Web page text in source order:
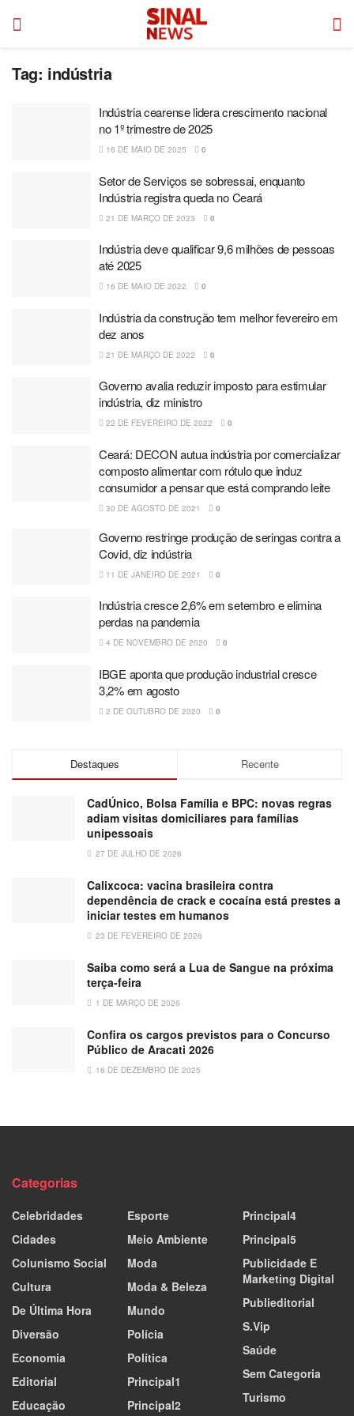
Tag: indústria
Indústria cearense lidera crescimento nacional
no 1º trimestre de 2025
16 DE MAIO DE 2025 0
Setor de Serviços se sobressai, enquanto
Indústria registra queda no Ceará
21 DE MARÇO DE 2023 0
Indústria deve qualificar 9,6 milhões de pessoas
até 2025
16 DE MAIO DE 2022 0
Indústria da construção tem melhor fevereiro em
dez anos
21 DE MARÇO DE 2022 0
Governo avalia reduzir imposto para estimular
indústria, diz ministro
22 DE FEVEREIRO DE 2022 0
Ceará: DECON autua indústria por comercializar
composto alimentar com rótulo que induz
consumidor a pensar que está comprando leite
30 DE AGOSTO DE 2021 0
Governo restringe produção de seringas contra a
Covid, diz indústria
11 DE JANEIRO DE 2021 0
Indústria cresce 2,6% em setembro e elimina
perdas na pandemia
4 DE NOVEMBRO DE 2020 0
IBGE aponta que produção industrial cresce
3,2% em agosto
2 DE OUTUBRO DE 2020 0
Destaques Recente
CadÚnico, Bolsa Família e BPC: novas regras
adiam visitas domiciliares para famílias
unipessoais
27 DE JULHO DE 2026
Calixcoca: vacina brasileira contra
dependência de crack e cocaína está prestes a
iniciar testes em humanos
23 DE FEVEREIRO DE 2026
Saiba como será a Lua de Sangue na próxima
terça-feira
1 DE MARÇO DE 2026
Confira os cargos previstos para o Concurso
Público de Aracati 2026
16 DE DEZEMBRO DE 2025
Categorias
Celebridades
Cidades
Colunismo Social
Cultura
De Última Hora
Diversão
Economia
Editorial
Educação
Esporte
Meio Ambiente
Moda
Moda & Beleza
Mundo
Polícia
Política
Principal1
Principal2
Principal4
Principal5
Publicidade E
Marketing Digital
Publieditorial
S.Vip
Saúde
Sem Categoria
Turismo